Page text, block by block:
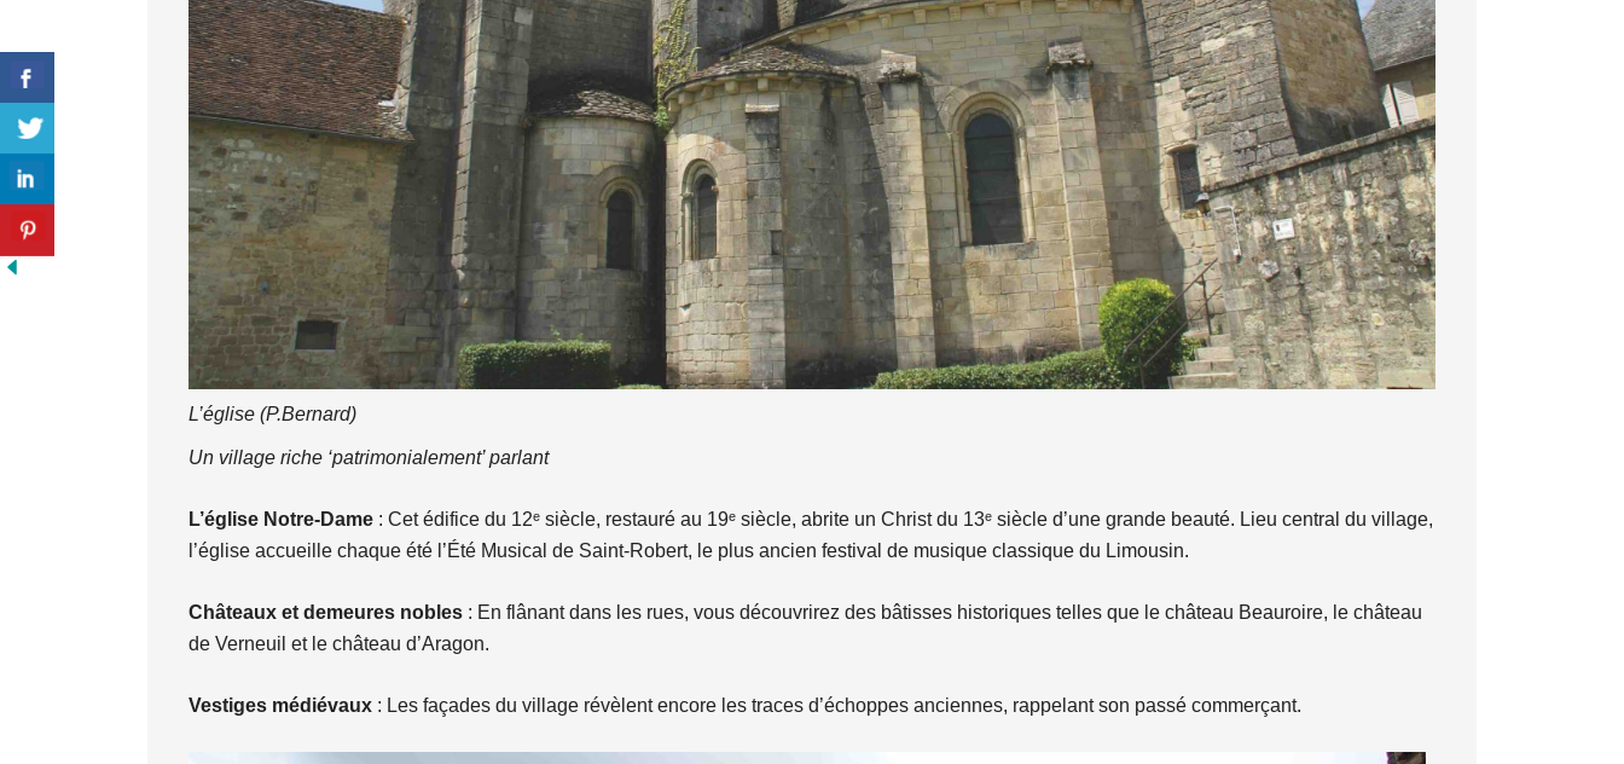
L’église (P.Bernard)
Un village riche ‘patrimonialement’ parlant
L’église Notre-Dame : Cet édifice du 12ᵉ siècle, restauré au 19ᵉ siècle, abrite un Christ du 13ᵉ siècle d’une grande beauté. Lieu central du village,
l’église accueille chaque été l’Été Musical de Saint-Robert, le plus ancien festival de musique classique du Limousin.
Châteaux et demeures nobles : En flânant dans les rues, vous découvrirez des bâtisses historiques telles que le château Beauroire, le château
de Verneuil et le château d’Aragon.
Vestiges médiévaux : Les façades du village révèlent encore les traces d’échoppes anciennes, rappelant son passé commerçant.